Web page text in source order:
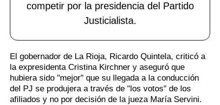
competir por la presidencia del Partido
Justicialista.
El gobernador de La Rioja, Ricardo Quintela, criticó a
la expresidenta Cristina Kirchner y aseguró que
hubiera sido "mejor" que su llegada a la conducción
del PJ se produjera a través de "los votos" de los
afiliados y no por decisión de la jueza María Servini.